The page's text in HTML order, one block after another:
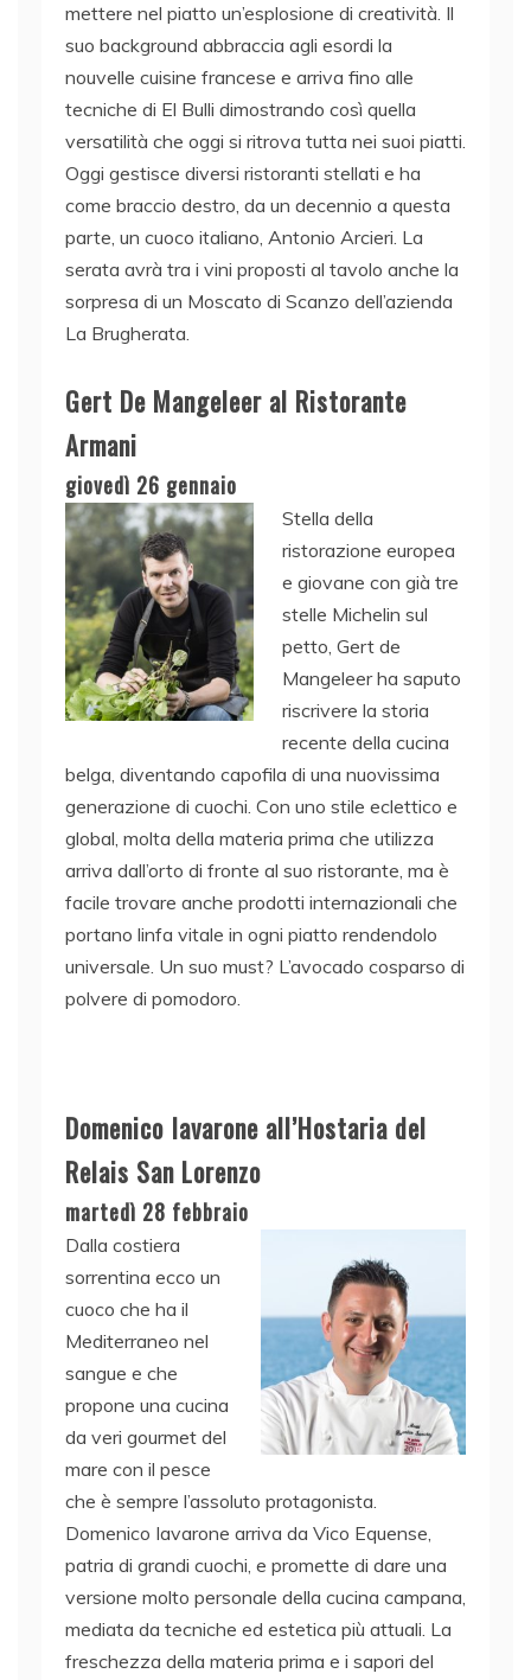
mettere nel piatto un’esplosione di creatività. Il
suo background abbraccia agli esordi la
nouvelle cuisine francese e arriva fino alle
tecniche di El Bulli dimostrando così quella
versatilità che oggi si ritrova tutta nei suoi piatti.
Oggi gestisce diversi ristoranti stellati e ha
come braccio destro, da un decennio a questa
parte, un cuoco italiano, Antonio Arcieri. La
serata avrà tra i vini proposti al tavolo anche la
sorpresa di un Moscato di Scanzo dell’azienda
La Brugherata.
Gert De Mangeleer al Ristorante
Armani
giovedì 26 gennaio
Stella della
ristorazione europea
e giovane con già tre
stelle Michelin sul
petto, Gert de
Mangeleer ha saputo
riscrivere la storia
recente della cucina
belga, diventando capofila di una nuovissima
generazione di cuochi. Con uno stile eclettico e
global, molta della materia prima che utilizza
arriva dall’orto di fronte al suo ristorante, ma è
facile trovare anche prodotti internazionali che
portano linfa vitale in ogni piatto rendendolo
universale. Un suo must? L’avocado cosparso di
polvere di pomodoro.
Domenico Iavarone all’Hostaria del
Relais San Lorenzo
martedì 28 febbraio
Dalla costiera
sorrentina ecco un
cuoco che ha il
Mediterraneo nel
sangue e che
propone una cucina
da veri gourmet del
mare con il pesce
che è sempre l’assoluto protagonista.
Domenico Iavarone arriva da Vico Equense,
patria di grandi cuochi, e promette di dare una
versione molto personale della cucina campana,
mediata da tecniche ed estetica più attuali. La
freschezza della materia prima e i sapori del